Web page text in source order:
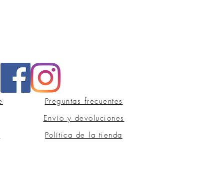
Preguntas frecuentes
Envío y devoluciones
Política de la tienda